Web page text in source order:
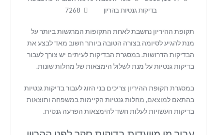
בדיקות גנטיות בהריון
תקופת ההיריון נחשבת לאחת התקופות המרגשות ביותר על
מנת להגיע לסיומה בצורה הטובה ביותר חשוב מאד לבצע את
הבדיקות הדרושות. במסגרת הבדיקות לעיתים יש צורך לעבור
בדיקות גנטיות על מנת לשלול הימצאות של מחלות שונות.
במסגרת תקופת ההיריון צריכים בני הזוג לעבור בדיקות גנטיות
בהתאם למוצאם, מחלות גנטיות הקיימות במשפחה ותוצאות
בדיקות העשויות לעלות חשד להימצאות הפרעה גנטית.